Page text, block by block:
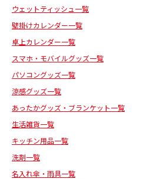
ウェットティッシュ一覧
壁掛けカレンダー一覧
卓上カレンダー一覧
スマホ・モバイルグッズ一覧
パソコングッズ一覧
涼感グッズ一覧
あったかグッズ・ブランケット一覧
生活雑貨一覧
キッチン用品一覧
洗剤一覧
名入れ傘・雨具一覧